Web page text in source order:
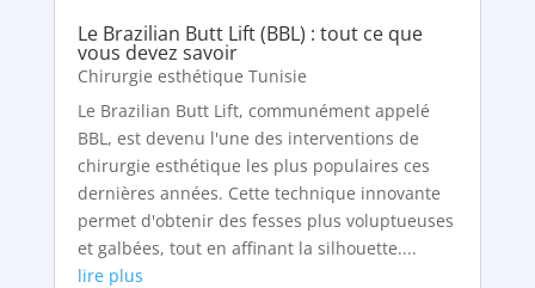
Le Brazilian Butt Lift (BBL) : tout ce que
vous devez savoir
Chirurgie esthétique Tunisie
Le Brazilian Butt Lift, communément appelé
BBL, est devenu l'une des interventions de
chirurgie esthétique les plus populaires ces
dernières années. Cette technique innovante
permet d'obtenir des fesses plus voluptueuses
et galbées, tout en affinant la silhouette....
lire plus